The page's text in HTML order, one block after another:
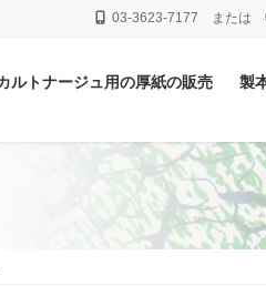
03-3623-7177 または
ルトナージュ用の厚紙の販売 製